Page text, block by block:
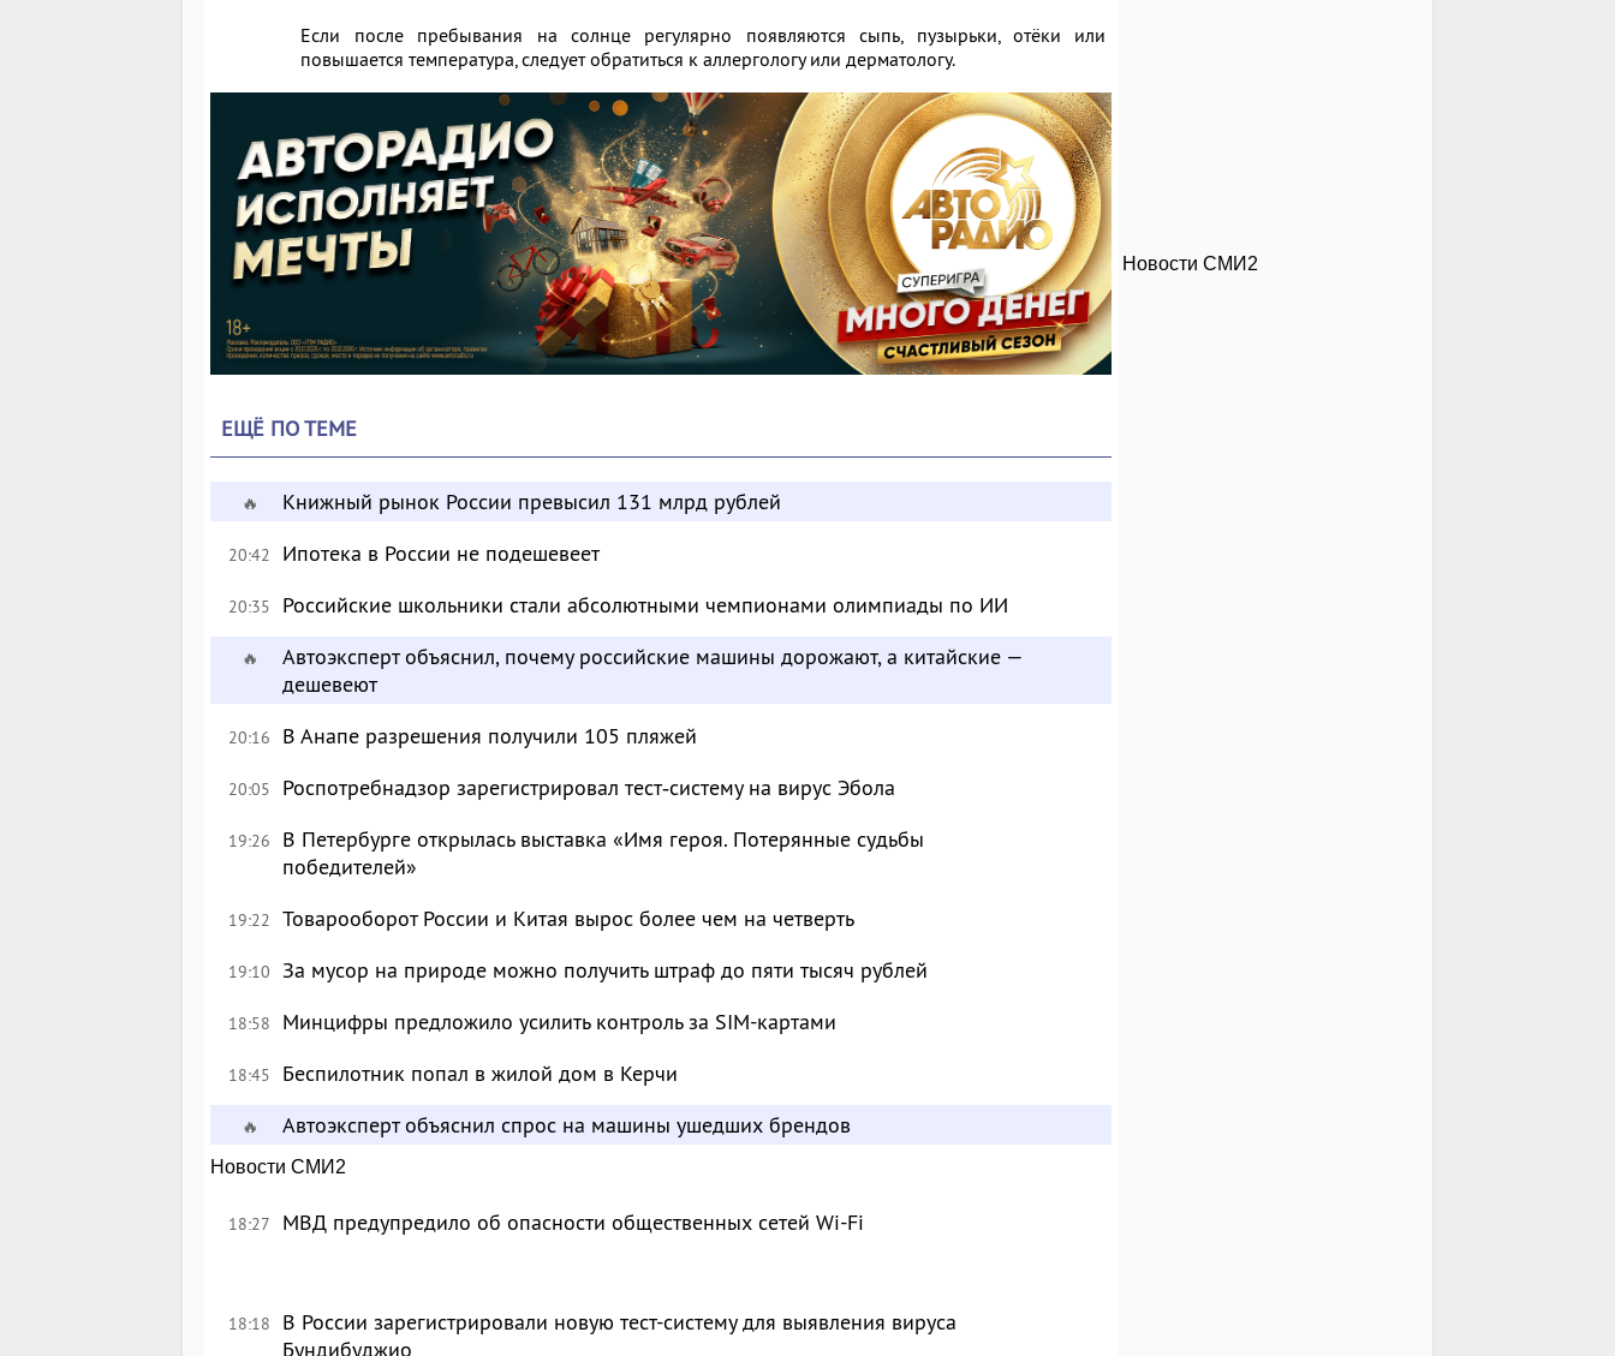
Если после пребывания на солнце регулярно появляются сыпь, пузырьки, отёки или
повышается температура, следует обратиться к аллергологу или дерматологу.
ЕЩЁ ПО ТЕМЕ
🔥 Книжный рынок России превысил 131 млрд рублей
20:42 Ипотека в России не подешевеет
20:35 Российские школьники стали абсолютными чемпионами олимпиады по ИИ
🔥
Автоэксперт объяснил, почему российские машины дорожают, а китайские —
дешевеют
20:16 В Анапе разрешения получили 105 пляжей
20:05 Роспотребнадзор зарегистрировал тест‑систему на вирус Эбола
19:26
В Петербурге открылась выставка «Имя героя. Потерянные судьбы
победителей»
19:22 Товарооборот России и Китая вырос более чем на четверть
19:10 За мусор на природе можно получить штраф до пяти тысяч рублей
18:58 Минцифры предложило усилить контроль за SIM-картами
18:45 Беспилотник попал в жилой дом в Керчи
🔥 Автоэксперт объяснил спрос на машины ушедших брендов
Новости СМИ2
18:27 МВД предупредило об опасности общественных сетей Wi-Fi
18:18
В России зарегистрировали новую тест-систему для выявления вируса
Бундибуджио
Новости СМИ2